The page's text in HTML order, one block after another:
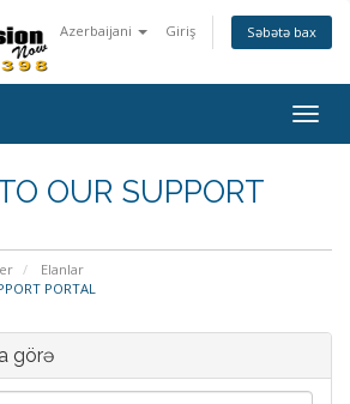
Azerbaijani Giriş Səbətə bax
keçid
OUR SUPPORT
Elanlar
PORTAL
görə